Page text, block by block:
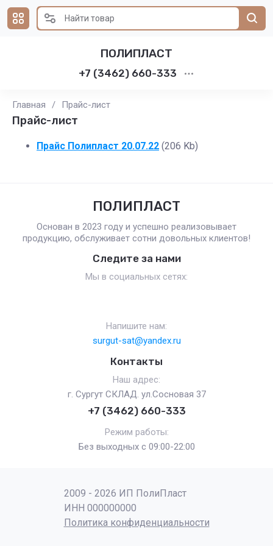
ПОЛИПЛАСТ
+7 (3462) 660-333
Главная / Прайс-лист
Прайс-лист
Прайс Полипласт 20.07.22 (206 Kb)
ПОЛИПЛАСТ
Основан в 2023 году и успешно реализовывает
продукцию, обслуживает сотни довольных клиентов!
Следите за нами
Мы в социальных сетях:
Напишите нам:
surgut-sat@yandex.ru
Контакты
Наш адрес:
г. Сургут СКЛАД. ул.Сосновая 37
+7 (3462) 660-333
Режим работы:
Без выходных с 09:00-22:00
2009 - 2026 ИП ПолиПласт
ИНН 000000000
Политика конфиденциальности